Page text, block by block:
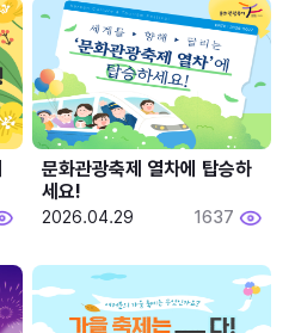
문화관광축제 열차에 탑승하
세요!
2026.04.29 1637